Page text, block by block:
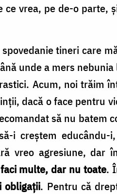
vrea, pe de-o parte,
tineri care
unde a mers
Acum, noi trăim
dacă o face pentru
să nu batem
i creştem
vreo agresiune, dar
multe, dar nu toate.
obligaţii. Pentru că